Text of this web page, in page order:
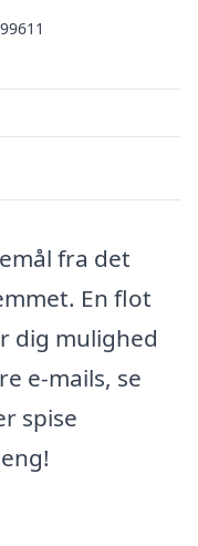
fra det
En flot
dig mulighed
e-mails, se
spise